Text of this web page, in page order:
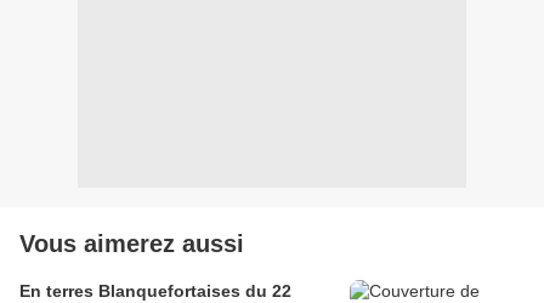
Vous aimerez aussi
En terres Blanquefortaises du 22